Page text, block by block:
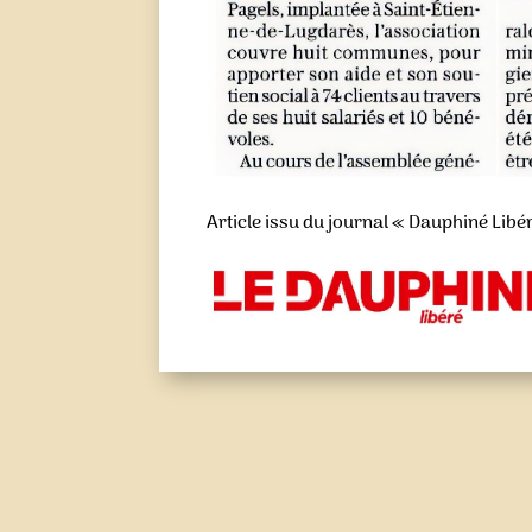
Article issu du journal « Dauphiné